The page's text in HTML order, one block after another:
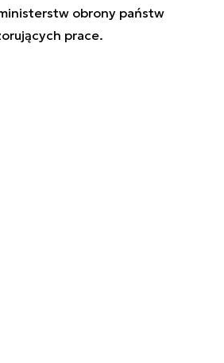
obrony państw
prace.